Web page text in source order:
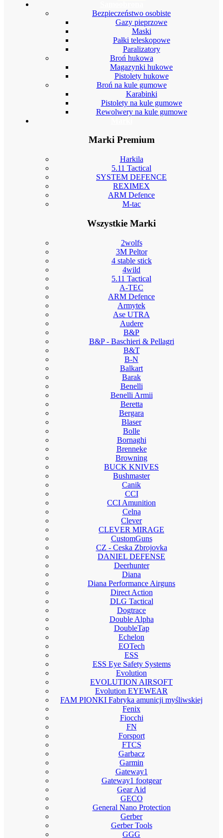
Bezpieczeństwo osobiste
Gazy pieprzowe
Maski
Pałki teleskopowe
Paralizatory
Broń hukowa
Magazynki hukowe
Pistolety hukowe
Broń na kule gumowe
Karabinki
Pistolety na kule gumowe
Rewolwery na kule gumowe
Marki Premium
Harkila
5.11 Tactical
SYSTEM DEFENCE
REXIMEX
ARM Defence
M-tac
Wszystkie Marki
2wolfs
3M Peltor
4 stable stick
4wild
5.11 Tactical
A-TEC
ARM Defence
Armytek
Ase UTRA
Audere
B&P
B&P - Baschieri & Pellagri
B&T
B-N
Balkart
Barak
Benelli
Benelli Armii
Beretta
Bergara
Blaser
Bolle
Bornaghi
Brenneke
Browning
BUCK KNIVES
Bushmaster
Canik
CCI
CCI Amunition
Celna
Clever
CLEVER MIRAGE
CustomGuns
CZ - Ceska Zbrojovka
DANIEL DEFENSE
Deerhunter
Diana
Diana Performance Airguns
Direct Action
DLG Tactical
Dogtrace
Double Alpha
DoubleTap
Echelon
EOTech
ESS
ESS Eye Safety Systems
Evolution
EVOLUTION AIRSOFT
Evolution EYEWEAR
FAM PIONKI Fabryka amunicji myśliwskiej
Fenix
Fiocchi
FN
Forsport
FTCS
Garbacz
Garmin
Gateway1
Gateway1 footgear
Gear Aid
GECO
General Nano Protection
Gerber
Gerber Tools
GGG